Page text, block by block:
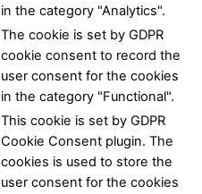
in the category "Analytics".
The cookie is set by GDPR
cookie consent to record the
user consent for the cookies
in the category "Functional".
This cookie is set by GDPR
Cookie Consent plugin. The
cookies is used to store the
user consent for the cookies